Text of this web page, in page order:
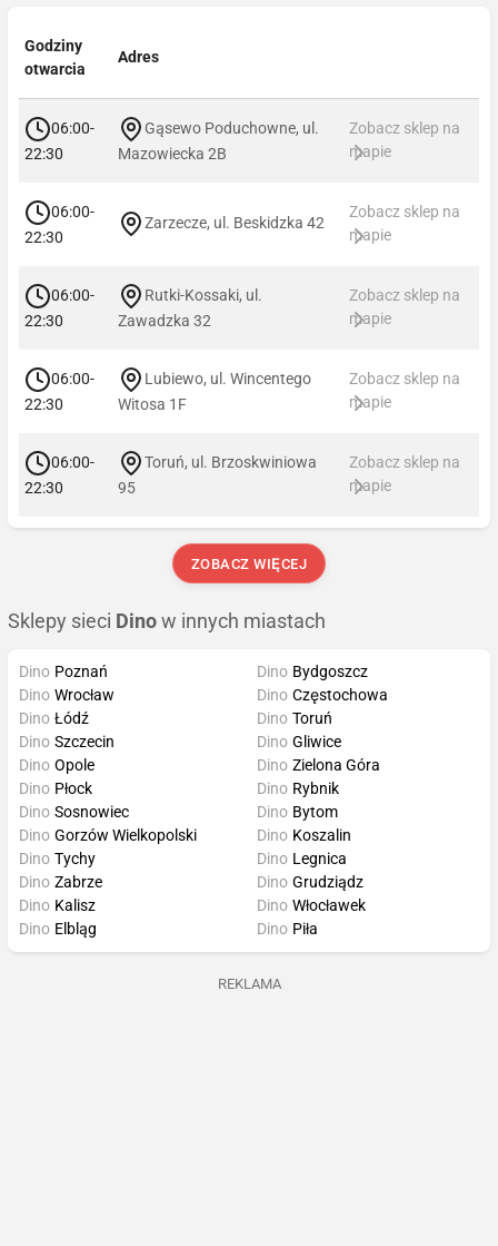
Godziny
otwarcia
Adres
06:00-
22:30
Gąsewo Poduchowne, ul.
Mazowiecka 2B
Zobacz sklep na
mapie
06:00-
22:30
Zarzecze, ul. Beskidzka 42
Zobacz sklep na
mapie
06:00-
22:30
Rutki-Kossaki, ul.
Zawadzka 32
Zobacz sklep na
mapie
06:00-
22:30
Lubiewo, ul. Wincentego
Witosa 1F
Zobacz sklep na
mapie
06:00-
22:30
Toruń, ul. Brzoskwiniowa
95
Zobacz sklep na
mapie
ZOBACZ WIĘCEJ
Sklepy sieci Dino w innych miastach
Dino Poznań
Dino Wrocław
Dino Łódź
Dino Szczecin
Dino Bydgoszcz
Dino Częstochowa
Dino Toruń
Dino Gliwice
Dino Opole
Dino Płock
Dino Sosnowiec
Dino Gorzów Wielkopolski
Dino Zielona Góra
Dino Rybnik
Dino Bytom
Dino Koszalin
Dino Tychy
Dino Zabrze
Dino Kalisz
Dino Elbląg
Dino Legnica
Dino Grudziądz
Dino Włocławek
Dino Piła
REKLAMA